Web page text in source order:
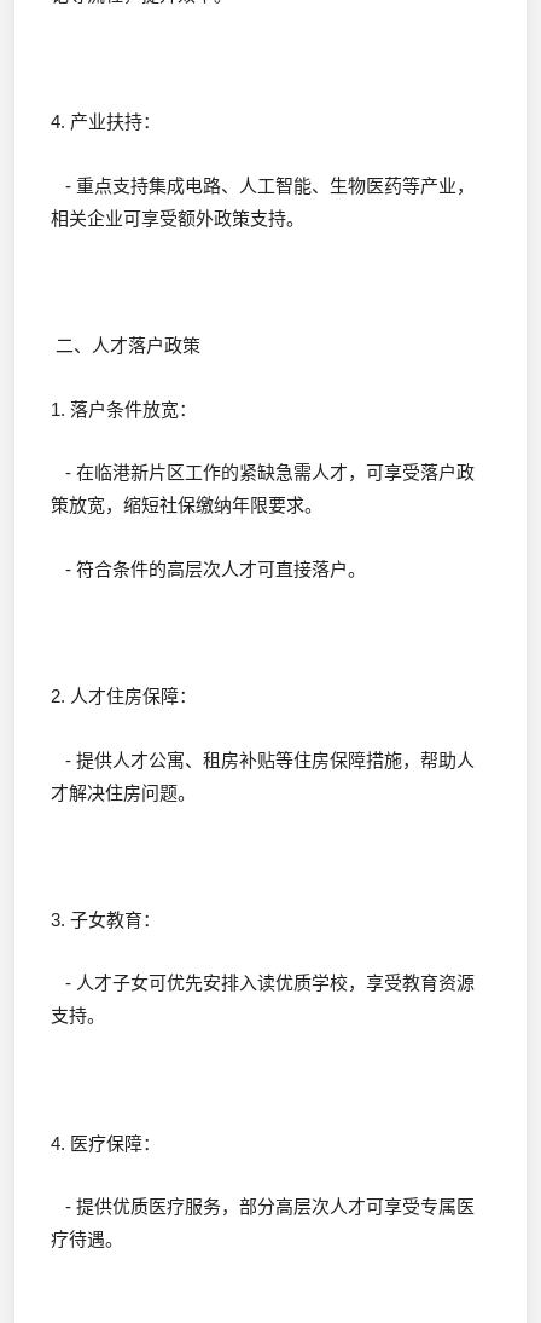
4. 产业扶持：
- 重点支持集成电路、人工智能、生物医药等产业，
相关企业可享受额外政策支持。
二、人才落户政策
1. 落户条件放宽：
- 在临港新片区工作的紧缺急需人才，可享受落户政
策放宽，缩短社保缴纳年限要求。
- 符合条件的高层次人才可直接落户。
2. 人才住房保障：
- 提供人才公寓、租房补贴等住房保障措施，帮助人
才解决住房问题。
3. 子女教育：
- 人才子女可优先安排入读优质学校，享受教育资源
支持。
4. 医疗保障：
- 提供优质医疗服务，部分高层次人才可享受专属医
疗待遇。